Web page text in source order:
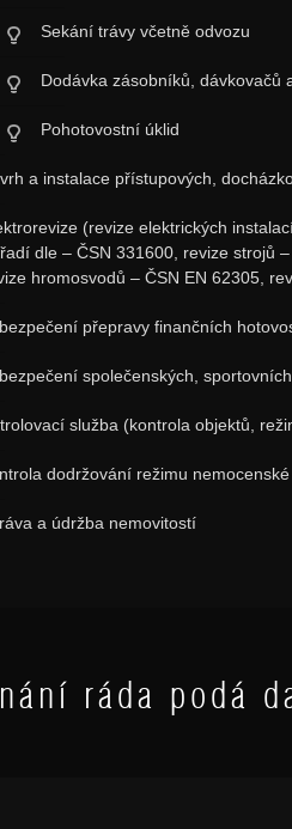
Sekání trávy včetně odvozu
Dodávka zásobníků, dávkovačů
Pohotovostní úklid
a instalace přístupových,
(revize elektrických
dle – ČSN 331600, revize strojů
hromosvodů – ČSN EN 62305,
přepravy finančních
společenských,
služba (kontrola objektů,
dodržování režimu nemocenské
a údržba nemovitostí
ráda podá